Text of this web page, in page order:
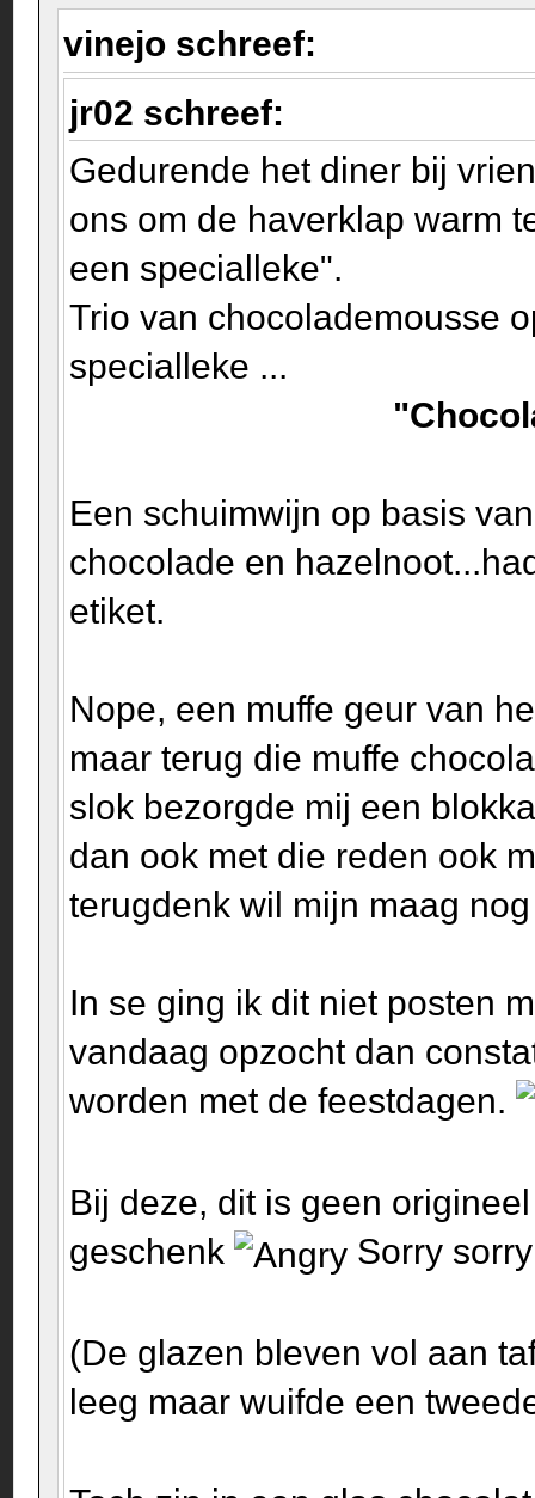
vinejo schreef:
jr02 schreef:
Gedurende het diner bij
ons om de haverklap warm
een specialleke".
Trio van chocolademousse
specialleke ...
Een schuimwijn op basis
chocolade en
etiket.
Nope, een muffe geur van
maar terug die muffe
slok bezorgde mij een
dan ook met die reden ook
terugdenk wil mijn maag
In se ging ik dit niet posten
vandaag opzocht dan
worden met de feestdagen.
Bij deze, dit is geen
geschenk
Sorry
(De glazen bleven vol aan
leeg maar wuifde een